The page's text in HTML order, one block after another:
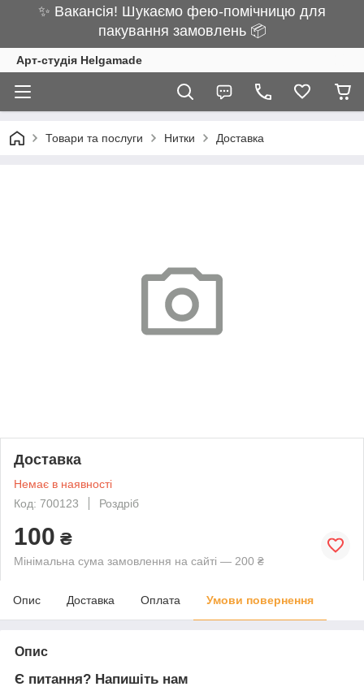
✨ Вакансія! Шукаємо фею-помічницю для
пакування замовлень 📦
Арт-студія Helgamade
Товари та послуги Нитки Доставка
Доставка
Немає в наявності
Код: 700123
Роздріб
100 ₴
Мінімальна сума замовлення на сайті — 200 ₴
Опис Доставка Оплата Умови повернення
Опис
Є питання? Напишіть нам